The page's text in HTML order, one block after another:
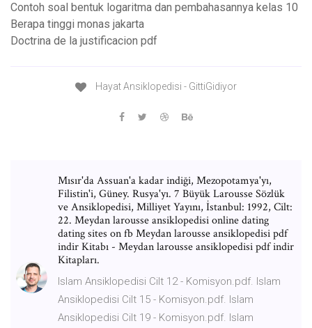
Contoh soal bentuk logaritma dan pembahasannya kelas 10
Berapa tinggi monas jakarta
Doctrina de la justificacion pdf
Hayat Ansiklopedisi - GittiGidiyor
Mısır'da Assuan'a kadar indiği, Mezopotamya'yı,
Filistin'i, Güney. Rusya'yı. 7 Büyük Larousse Sözlük
ve Ansiklopedisi, Milliyet Yayını, İstanbul: 1992, Cilt:
22. Meydan larousse ansiklopedisi online dating
dating sites on fb Meydan larousse ansiklopedisi pdf
indir Kitabı - Meydan larousse ansiklopedisi pdf indir
Kitapları.
Islam Ansiklopedisi Cilt 12 - Komisyon.pdf. Islam
Ansiklopedisi Cilt 15 - Komisyon.pdf. Islam
Ansiklopedisi Cilt 19 - Komisyon.pdf. Islam